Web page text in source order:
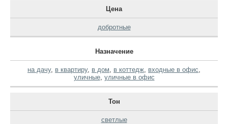
Цена
добротные
Назначение
на дачу, в квартиру, в дом в коттедж входные в офис
уличные, уличные в офис
Тон
светлые